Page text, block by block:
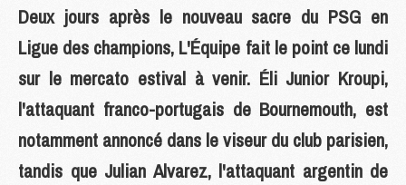
Deux jours après le nouveau sacre du PSG en
Ligue des champions, L'Équipe fait le point ce lundi
sur le mercato estival à venir. Éli Junior Kroupi,
l'attaquant franco-portugais de Bournemouth, est
notamment annoncé dans le viseur du club parisien,
tandis que Julian Alvarez, l'attaquant argentin de